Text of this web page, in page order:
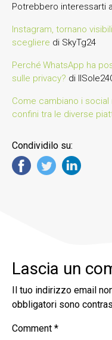
Potrebbero interessarti
Instagram, tornano
scegliere di SkyTg24
Perché WhatsApp ha
sulle privacy? di
Come cambiano i
confini tra le diverse
Condividilo su:
Lascia un
Il tuo indirizzo email
obbligatori sono
Comment *